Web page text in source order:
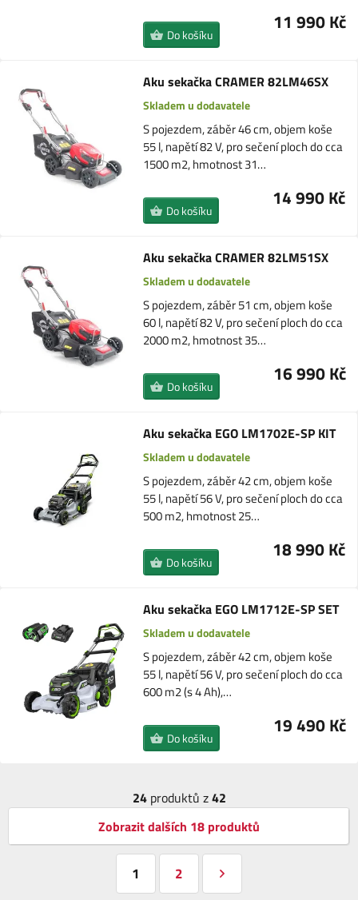
11 990 Kč
Do košíku
Aku sekačka CRAMER 82LM46SX
Skladem u dodavatele
S pojezdem, záběr 46 cm, objem koše
55 l, napětí 82 V, pro sečení ploch do cca
1500 m2, hmotnost 31…
14 990 Kč
Do košíku
Aku sekačka CRAMER 82LM51SX
Skladem u dodavatele
S pojezdem, záběr 51 cm, objem koše
60 l, napětí 82 V, pro sečení ploch do cca
2000 m2, hmotnost 35…
16 990 Kč
Do košíku
Aku sekačka EGO LM1702E-SP KIT
Skladem u dodavatele
S pojezdem, záběr 42 cm, objem koše
55 l, napětí 56 V, pro sečení ploch do cca
500 m2, hmotnost 25…
18 990 Kč
Do košíku
Aku sekačka EGO LM1712E-SP SET
Skladem u dodavatele
S pojezdem, záběr 42 cm, objem koše
55 l, napětí 56 V, pro sečení ploch do cca
600 m2 (s 4 Ah),…
19 490 Kč
Do košíku
24produktů z42
Zobrazit dalších 18 produktů
1 2